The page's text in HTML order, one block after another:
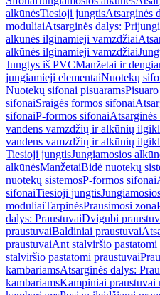
alkūnėsTiesioji jungtisAtsarginės
moduliaiAtsarginės dalys:
alkūnės ilginamieji vamzdžiai
alkūnės ilginamieji vamzdžiai
Jungtys iš PVCManžetai ir
jungiamieji elementaiNuotekų
Nuotekų sifonai pisuarams
sifonaiSraigės formos sifonai
sifonaiP-formos sifonai
vandens vamzdžių ir alkūnių
vandens vamzdžių ir alkūnių
Tiesioji jungtisJungiamosios
alkūnėsManžetaiBidė nuotekų
nuotekų sistemosP-formos sifonai
sifonaiTiesioji jungtis
moduliaiTarpinėsPrausimosi zona
dalys: PraustuvaiDvigubi
praustuvaiBaldiniai praustuvai
praustuvaiAnt stalviršio pastatomi
stalviršio pastatomi praustuvai
kambariamsAtsarginės dalys:
kambariamsKampiniai praustuvai